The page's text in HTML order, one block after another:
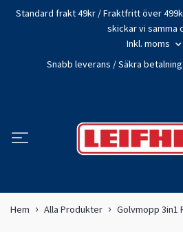
Standard frakt 49kr / Fraktfritt över
skickar vi samma
Inkl. moms
Snabb leverans / Säkra
Hem Alla Produkter Golvmopp 3in1